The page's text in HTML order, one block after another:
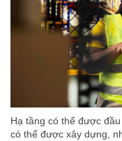
Hạ tầng có thể được
có thể được xây dựng,